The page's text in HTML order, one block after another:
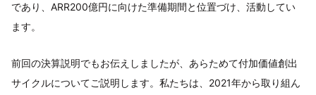
であり、ARR200億円に向けた準備期間と位置づけ、活動してい
ます。
前回の決算説明でもお伝えしましたが、あらためて付加価値創出
サイクルについてご説明します。私たちは、2021年から取り組ん